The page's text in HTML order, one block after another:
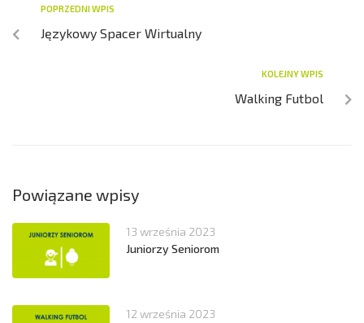
POPRZEDNI WPIS
Językowy Spacer Wirtualny
KOLEJNY WPIS
Walking Futbol
Powiązane wpisy
13 września 2023
Juniorzy Seniorom
12 września 2023